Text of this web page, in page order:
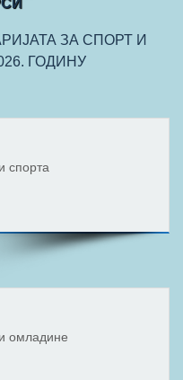
ЗА СПОРТ И
ГОДИНУ
спорта
омладине